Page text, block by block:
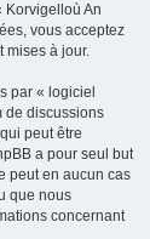
Korvigelloù An
vous acceptez
mises à jour.
par « logiciel
de discussions
peut être
a pour seul but
peut en aucun cas
que nous
concernant